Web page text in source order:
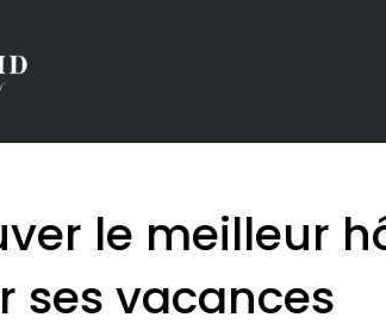
le meilleur
ses vacances